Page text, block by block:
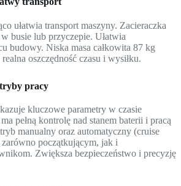
ułatwia transport maszyny. Zacieraczka
busie lub przyczepie. Ułatwia
budowy. Niska masa całkowita 87 kg
oszczędność czasu i wysiłku.
pracy
kluczowe parametry w czasie
pełną kontrolę nad stanem baterii i pracą
manualny oraz automatyczny (cruise
zarówno początkującym, jak i
Zwiększa bezpieczeństwo i precyzję